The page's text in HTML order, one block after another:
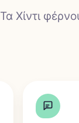
Τα Χίντι